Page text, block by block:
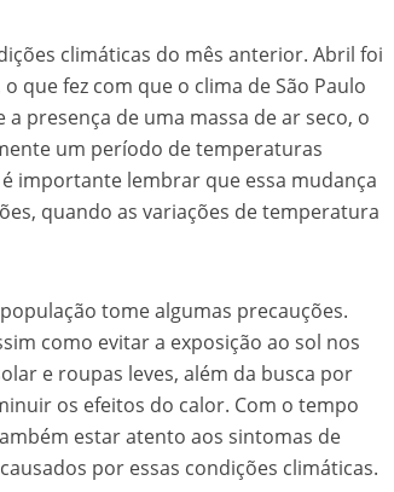
climáticas do mês anterior. Abril foi
que fez com que o clima de São Paulo
presença de uma massa de ar seco, o
um período de temperaturas
importante lembrar que essa mudança
quando as variações de temperatura
tome algumas precauções.
como evitar a exposição ao sol nos
e roupas leves, além da busca por
os efeitos do calor. Com o tempo
estar atento aos sintomas de
por essas condições climáticas.